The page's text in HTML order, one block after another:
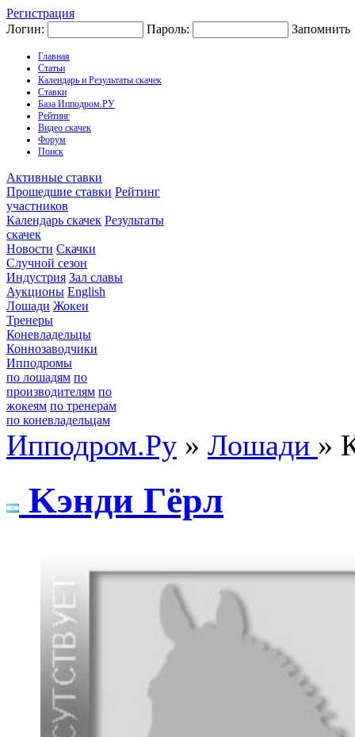
Регистрация
Логин:
Пароль: Запомнить
Главная
Статьи
Календарь и Результаты скачек
Ставки
База Ипподром.РУ
Рейтинг
Видео скачек
Форум
Поиск
Активные ставки
Прошедшие ставки Рейтинг
участников
Календарь скачек Результаты
скачек
Новости Скачки
Случной сезон
Индустрия Зал славы
Аукционы English
Лошади Жокеи
Тренеры
Коневладельцы
Коннозаводчики
Ипподромы
по лошадям по
производителям по
жокеям по тренерам
по коневладельцам
Ипподром.Ру » Лошади »
Kэнди Гёpл